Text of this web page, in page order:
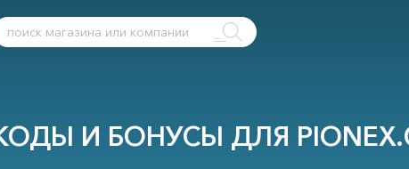
И БОНУСЫ ДЛЯ